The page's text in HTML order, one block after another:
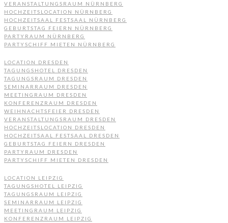
VERANSTALTUNGSRAUM NÜRNBERG
HOCHZEITSLOCATION NÜRNBERG
HOCHZEITSAAL FESTSAAL NÜRNBERG
GEBURTSTAG FEIERN NÜRNBERG
PARTYRAUM NÜRNBERG
PARTYSCHIFF MIETEN NÜRNBERG
LOCATION DRESDEN
TAGUNGSHOTEL DRESDEN
TAGUNGSRAUM DRESDEN
SEMINARRAUM DRESDEN
MEETINGRAUM DRESDEN
KONFERENZRAUM DRESDEN
WEIHNACHTSFEIER DRESDEN
VERANSTALTUNGSRAUM DRESDEN
HOCHZEITSLOCATION DRESDEN
HOCHZEITSAAL FESTSAAL DRESDEN
GEBURTSTAG FEIERN DRESDEN
PARTYRAUM DRESDEN
PARTYSCHIFF MIETEN DRESDEN
LOCATION LEIPZIG
TAGUNGSHOTEL LEIPZIG
TAGUNGSRAUM LEIPZIG
SEMINARRAUM LEIPZIG
MEETINGRAUM LEIPZIG
KONFERENZRAUM LEIPZIG